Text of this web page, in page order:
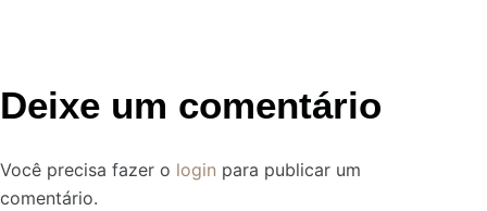
Deixe um comentário
Você precisa fazer o login para publicar um
comentário.